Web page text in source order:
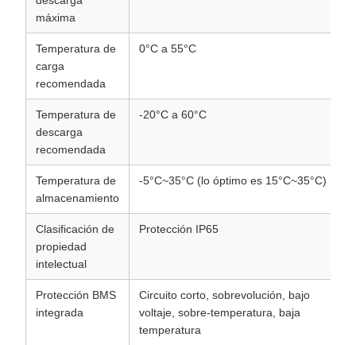
máxima
Temperatura de
carga
recomendada
0°C a 55°C
Temperatura de
descarga
recomendada
-20°C a 60°C
Temperatura de
almacenamiento
-5°C~35°C (lo óptimo es 15°C~35°C)
Clasificación de
propiedad
intelectual
Protección IP65
Protección BMS
integrada
Circuito corto, sobrevolución, bajo
voltaje, sobre-temperatura, baja
temperatura